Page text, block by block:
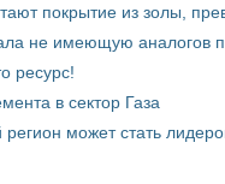
покрытие из золы,
не имеющую аналогов
ресурс!
в сектор Газа
может стать